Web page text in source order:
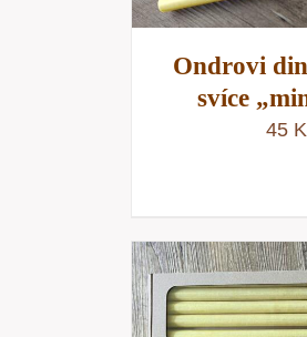
Ondrovi
svíce
45
PŘIDAT DO